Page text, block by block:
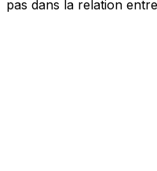
pas dans la relation